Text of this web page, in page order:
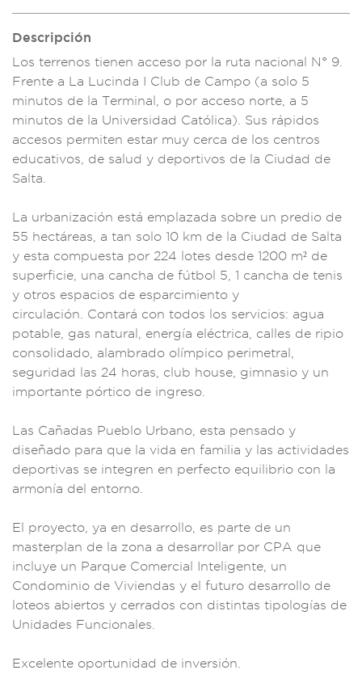
Descripción
Los terrenos tienen acceso por la ruta nacional N° 9.
Frente a La Lucinda I Club de Campo (a solo 5
minutos de la Termina l, o por acceso norte, a 5
minutos de la Universidad Católica). Sus rápidos
accesos permiten estar muy cerca de los centros
educativos,
de salud y deportivos de la Ciudad de
Salta.
La urbanización está emplazada sobre un predio de
55 hectáreas, a tan solo 10 km de la Ciudad de Salta
y esta compuesta por 224 lotes desde 1200 m² de
superficie, una cancha de fútbol 5, 1 cancha de tenis
y otros espacios de esparcimiento y
circulación. Contará con todos los servicios: agua
potabl e, gas natural, energía eléctrica, calles de ripio
consolidado, alambrado olímpico perimetral,
seguridad las 24 horas, club house, gimnasio y un
importante pórtico de ingreso.
Las Cañadas Pueblo Urbano, esta pensado y
diseñado para que la vida en familia y las actividades
deportivas se integren en perfecto equilibrio con la
armonía del entorno.
El proyecto, ya en desarrollo, es parte de un
masterplan de la zona a desarrollar por CPA que
incluye un Parque Comercial Inteligente, un
Condominio de Viviendas y el futuro desarrollo de
loteos abiertos y cerrados con distintas tipologías de
Unidades Funcionales.
Excelente oportunidad de inversión.